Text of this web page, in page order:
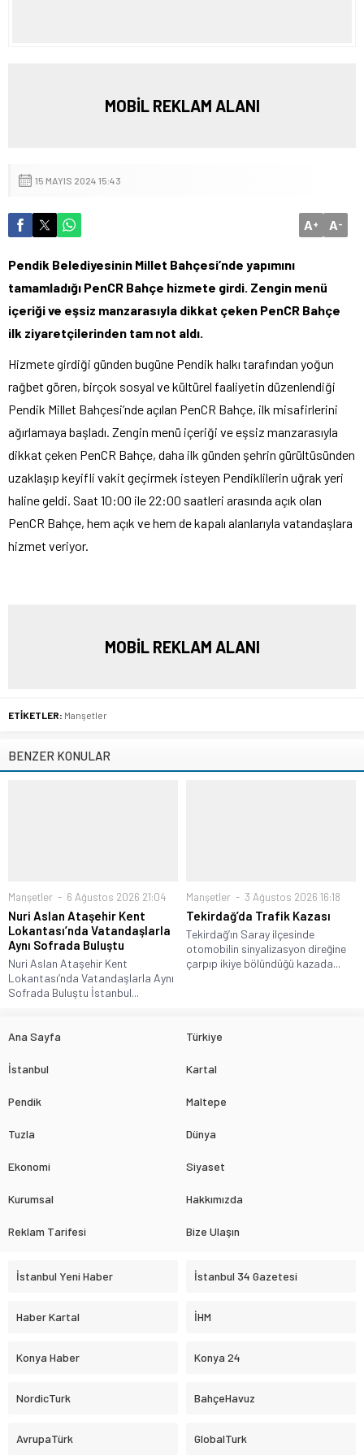
MOBİL REKLAM ALANI
15 MAYIS 2024 15:43
A+ A-
Pendik Belediyesinin Millet Bahçesi’nde yapımını
tamamladığı PenCR Bahçe hizmete girdi. Zengin menü
içeriği ve eşsiz manzarasıyla dikkat çeken PenCR Bahçe
ilk ziyaretçilerinden tam not aldı.
Hizmete girdiği günden bugüne Pendik halkı tarafından yoğun
rağbet gören, birçok sosyal ve kültürel faaliyetin düzenlendiği
Pendik Millet Bahçesi’nde açılan PenCR Bahçe, ilk misafirlerini
ağırlamaya başladı. Zengin menü içeriği ve eşsiz manzarasıyla
dikkat çeken PenCR Bahçe, daha ilk günden şehrin gürültüsünden
uzaklaşıp keyifli vakit geçirmek isteyen Pendiklilerin uğrak yeri
haline geldi. Saat 10:00 ile 22:00 saatleri arasında açık olan
PenCR Bahçe, hem açık ve hem de kapalı alanlarıyla vatandaşlara
hizmet veriyor.
MOBİL REKLAM ALANI
ETİKETLER: Manşetler
BENZER KONULAR
Manşetler 6 Ağustos 2026 21:04
Nuri Aslan Ataşehir Kent
Lokantası’nda Vatandaşlarla
Aynı Sofrada Buluştu
Nuri Aslan Ataşehir Kent
Lokantası’nda Vatandaşlarla Aynı
Sofrada Buluştu İstanbul...
Manşetler 3 Ağustos 2026 16:18
Tekirdağ’da Trafik Kazası
Tekirdağ’ın Saray ilçesinde
otomobilin sinyalizasyon direğine
çarpıp ikiye bölündüğü kazada...
Ana Sayfa Türkiye
İstanbul Kartal
Pendik Maltepe
Tuzla Dünya
Ekonomi Siyaset
Kurumsal Hakkımızda
Reklam Tarifesi Bize Ulaşın
İstanbul Yeni Haber İstanbul 34 Gazetesi
Haber Kartal İHM
Konya Haber Konya 24
NordicTurk BahçeHavuz
AvrupaTürk GlobalTurk